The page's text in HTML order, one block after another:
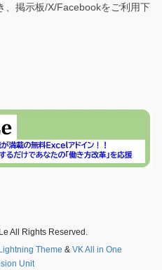
、掲示板/X/Facebookをご利用下
All Rights Reserved.
Lightning Theme & VK All in One
Unit